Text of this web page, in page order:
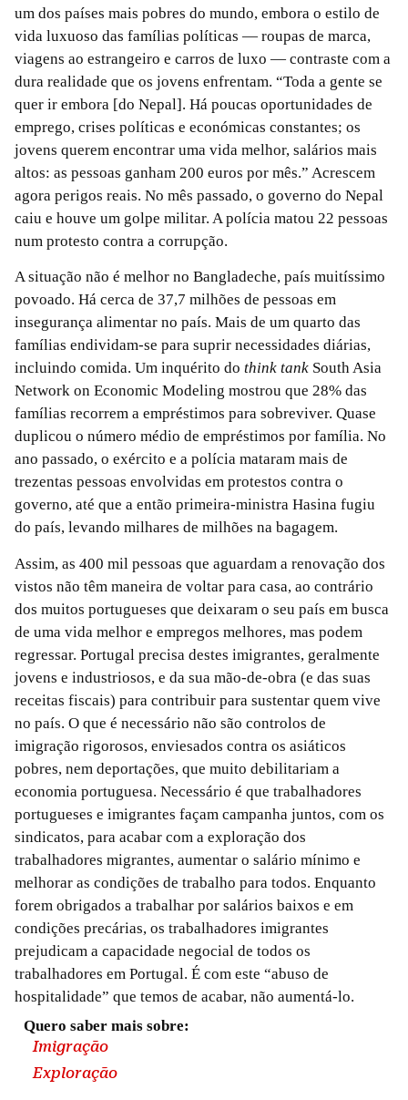
um dos países mais pobres do mundo, embora o estilo de
vida luxuoso das famílias políticas — roupas de marca,
viagens ao estrangeiro e carros de luxo — contraste com a
dura realidade que os jovens enfrentam. “Toda a gente se
quer ir embora [do Nepal]. Há poucas oportunidades de
emprego, crises políticas e económicas constantes; os
jovens querem encontrar uma vida melhor, salários mais
altos: as pessoas ganham 200 euros por mês.” Acrescem
agora perigos reais. No mês passado, o governo do Nepal
caiu e houve um golpe militar. A polícia matou 22 pessoas
num protesto contra a corrupção.
A situação não é melhor no Bangladeche, país muitíssimo
povoado. Há cerca de 37,7 milhões de pessoas em
insegurança alimentar no país. Mais de um quarto das
famílias endividam-se para suprir necessidades diárias,
incluindo comida. Um inquérito do think tank South Asia
Network on Economic Modeling mostrou que 28% das
famílias recorrem a empréstimos para sobreviver. Quase
duplicou o número médio de empréstimos por família. No
ano passado, o exército e a polícia mataram mais de
trezentas pessoas envolvidas em protestos contra o
governo, até que a então primeira-ministra Hasina fugiu
do país, levando milhares de milhões na bagagem.
Assim, as 400 mil pessoas que aguardam a renovação dos
vistos não têm maneira de voltar para casa, ao contrário
dos muitos portugueses que deixaram o seu país em busca
de uma vida melhor e empregos melhores, mas podem
regressar. Portugal precisa destes imigrantes, geralmente
jovens e industriosos, e da sua mão-de-obra (e das suas
receitas fiscais) para contribuir para sustentar quem vive
no país. O que é necessário não são controlos de
imigração rigorosos, enviesados contra os asiáticos
pobres, nem deportações, que muito debilitariam a
economia portuguesa. Necessário é que trabalhadores
portugueses e imigrantes façam campanha juntos, com os
sindicatos, para acabar com a exploração dos
trabalhadores migrantes, aumentar o salário mínimo e
melhorar as condições de trabalho para todos. Enquanto
forem obrigados a trabalhar por salários baixos e em
condições precárias, os trabalhadores imigrantes
prejudicam a capacidade negocial de todos os
trabalhadores em Portugal. É com este “abuso de
hospitalidade” que temos de acabar, não aumentá-lo.
Quero saber mais sobre:
Imigração
Exploração